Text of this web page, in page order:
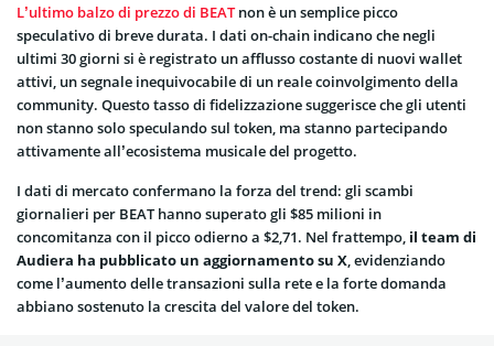
L’ultimo balzo di prezzo di BEATnon è un semplice picco
speculativo di breve durata. I dati on-chain indicano che negli
ultimi 30 giorni si è registrato un afflusso costante di nuovi wallet
attivi, un segnale inequivocabile di un reale coinvolgimento della
community. Questo tasso di fidelizzazione suggerisce che gli utenti
non stanno solo speculando sul token, ma stanno partecipando
attivamente all’ecosistema musicale del progetto.
I dati di mercato confermano la forza del trend: gli scambi
giornalieri per BEAT hanno superato gli $85 milioni in
concomitanza con il picco odierno a $2,71. Nel frattempo, il team di
Audiera ha pubblicato un aggiornamento su X, evidenziando
come l’aumento delle transazioni sulla rete e la forte domanda
abbiano sostenuto la crescita del valore del token.